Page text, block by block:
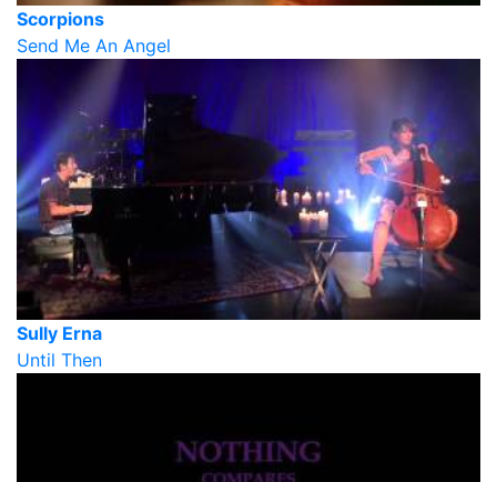
Scorpions
Send Me An Angel
Sully Erna
Until Then